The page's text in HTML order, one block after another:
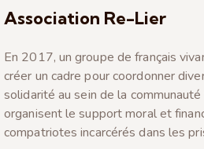
Association Re-Lier
En 2017, un groupe de français
créer un cadre pour coordonner
solidarité au sein de la
organisent le support moral et
compatriotes incarcérés dans les